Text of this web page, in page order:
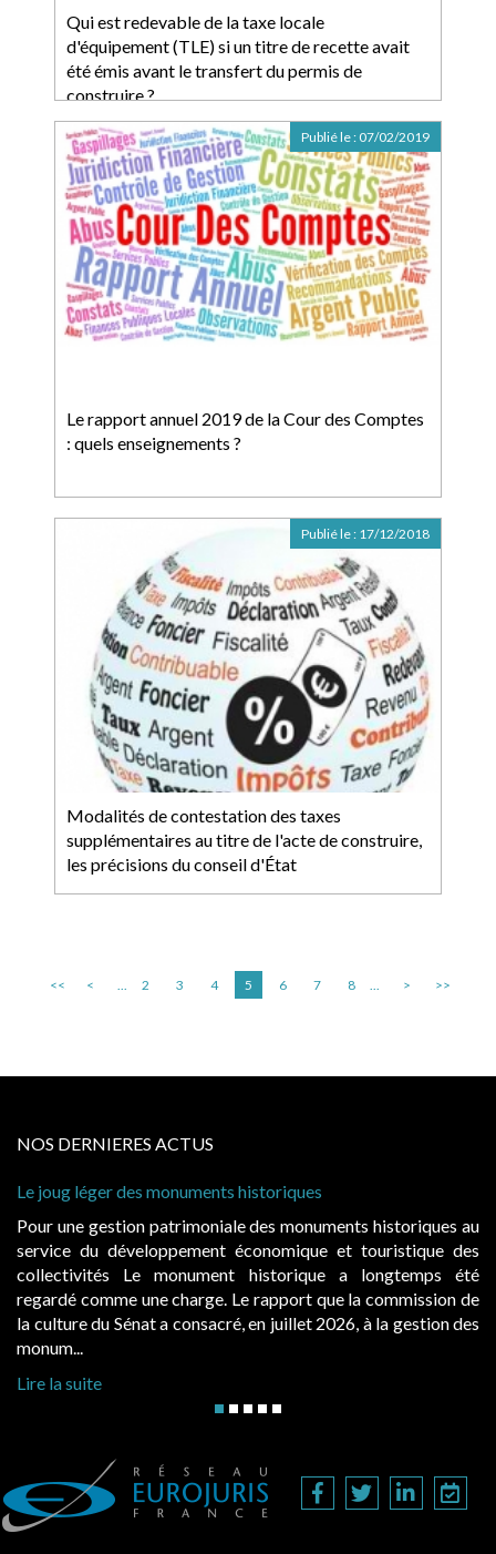
Qui est redevable de la taxe locale
d'équipement (TLE) si un titre de recette avait
été émis avant le transfert du permis de
construire ?
Le rapport annuel 2019 de la Cour des Comptes
: quels enseignements ?
Publié le : 07/02/2019
Modalités de contestation des taxes
supplémentaires au titre de l'acte de construire,
les précisions du conseil d'État
Publié le : 17/12/2018
<< < ... 2 3 4 5 6 7 8 ... > >>
NOS DERNIERES ACTUS
historiques
des monuments historiques au
économique et touristique des
historique a longtemps été
Le rapport que la commission de
en juillet 2026, à la gestion des
Cabines de plage : le juge
Evocatrices des bains de
également un beau sujet
public, elles donnent lieu
d’occupation. Saisies par